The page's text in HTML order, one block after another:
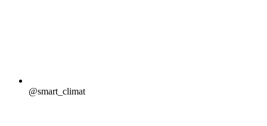
@smart_climat